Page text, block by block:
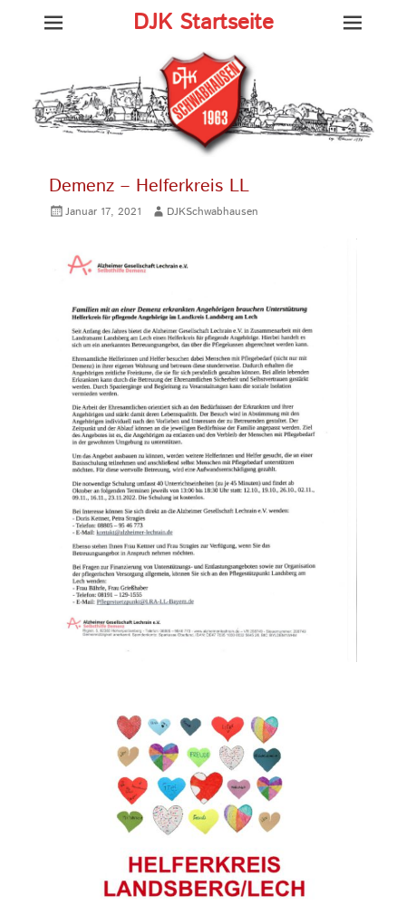
DJK Startseite
Demenz – Helferkreis LL
Gepostet
Januar 17, 2021 AutorDJKSchwabhausen